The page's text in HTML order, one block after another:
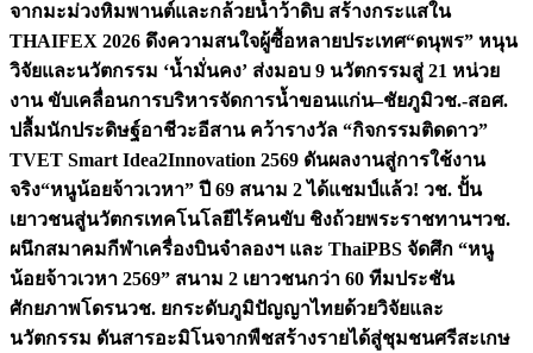
จากมะม่วงหิมพานต์และกล้วยน้ำว้าดิบ สร้างกระแสใน
THAIFEX 2026 ดึงความสนใจผู้ซื้อหลายประเทศ“ดนุพร” หนุน
วิจัยและนวัตกรรม ‘น้ำมั่นคง’ ส่งมอบ 9 นวัตกรรมสู่ 21 หน่วย
งาน ขับเคลื่อนการบริหารจัดการน้ำขอนแก่น–ชัยภูมิวช.-สอศ.
ปลื้มนักประดิษฐ์อาชีวะอีสาน คว้ารางวัล “กิจกรรมติดดาว”
TVET Smart Idea2Innovation 2569 ดันผลงานสู่การใช้งาน
จริง“หนูน้อยจ้าวเวหา” ปี 69 สนาม 2 ได้แชมป์แล้ว! วช. ปั้น
เยาวชนสู่นวัตกรเทคโนโลยีไร้คนขับ ชิงถ้วยพระราชทานฯวช.
ผนึกสมาคมกีฬาเครื่องบินจำลองฯ และ ThaiPBS จัดศึก “หนู
น้อยจ้าวเวหา 2569” สนาม 2 เยาวชนกว่า 60 ทีมประชัน
ศักยภาพโดรนวช. ยกระดับภูมิปัญญาไทยด้วยวิจัยและ
นวัตกรรม ดันสารอะมิโนจากพืชสร้างรายได้สู่ชุมชนศรีสะเกษ